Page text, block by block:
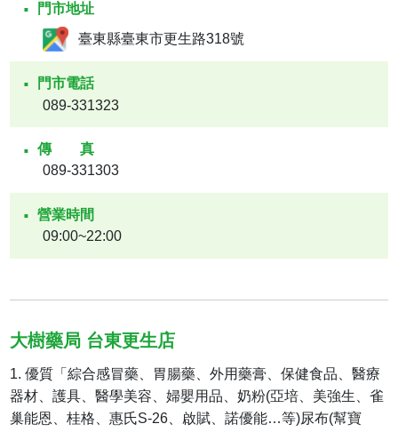
門市地址
臺東縣臺東市更生路318號
門市電話
089-331323
傳真
089-331303
營業時間
09:00~22:00
大樹藥局 台東更生店
優質「綜合感冒藥、胃腸藥、外用藥膏、保健食品、醫療
器材、護具、醫學美容、婦嬰用品、奶粉(亞培、美強生、雀
巢能恩、桂格、惠氏S-26、啟賦、諾優能…等)尿布(幫寶